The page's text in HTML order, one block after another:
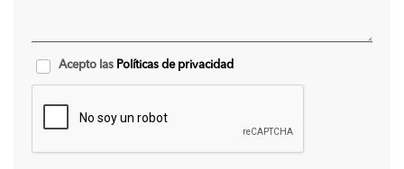
Acepto las Políticas de privacidad